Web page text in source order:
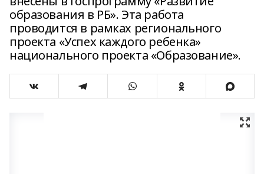
образования в РБ». Эта работа
проводится в рамках регионального
проекта «Успех каждого ребенка»
национального проекта «Образование».